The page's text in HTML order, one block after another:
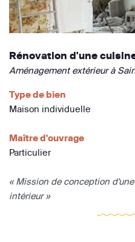
Rénovation d'une
Aménagement extérieur à
Type de bien
Maison individuelle
Maître d'ouvrage
Particulier
« Mission de conception
intérieur »